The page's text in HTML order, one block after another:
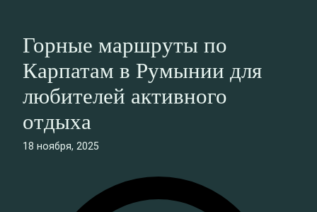
Горные маршруты по
Карпатам в Румынии для
любителей активного
отдыха
18 ноября, 2025